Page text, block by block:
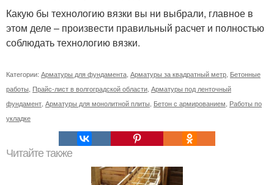
Какую бы технологию вязки вы ни выбрали, главное в
этом деле – произвести правильный расчет и полностью
соблюдать технологию вязки.
Категории: Арматуры для фундамента Арматуры за квадратный метр Бетонные
работы Прайс-лист в волгоградской области Арматуры под ленточный
фундамент Арматуры для монолитной плиты Бетон с армированием Работы по
укладке
Читайте также